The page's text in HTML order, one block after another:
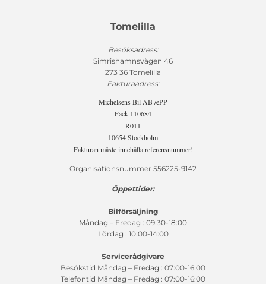
Tomelilla
Besöksadress:
Simrishamnsvägen 46
273 36 Tomelilla
Fakturaadress:
Michelsens Bil AB /ePP
Fack 110684
R011
10654 Stockholm
Fakturan måste innehålla referensnummer!
Organisationsnummer 556225-9142
Öppettider:
Bilförsäljning
Måndag – Fredag : 09:30-18:00
Lördag : 10:00-14:00
Servicerådgivare
Besökstid Måndag – Fredag : 07:00-16:00
Telefontid Måndag – Fredag : 07:00-16:00